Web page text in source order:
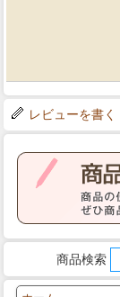
レビューを書く
商品検索